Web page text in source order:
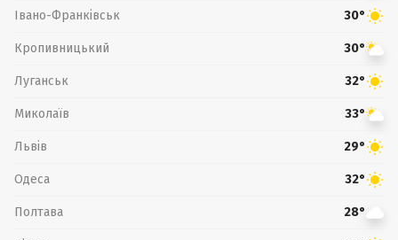
Івано-Франківськ 30°
Кропивницький 30°
Луганськ 32°
Миколаїв 33°
Львів 29°
Одеса 32°
Полтава 28°